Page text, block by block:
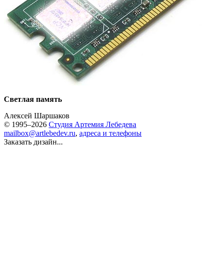
Светлая память
Алексей Шаршаков
© 1995–2026 Студия Артемия Лебедева
mailbox@artlebedev.ru, адреса и телефоны
Заказать дизайн...